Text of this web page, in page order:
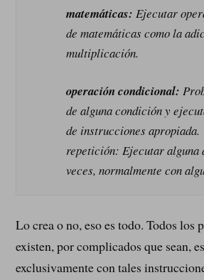
matemáticas: Ejecutar
de matemáticas como la
multiplicación.
operación condicional:
de alguna condición y
de instrucciones apropiada.
repetición: Ejecutar alguna
veces, normalmente con
Lo crea o no, eso es todo. Todos los
existen, por complicados que sean,
exclusivamente con tales